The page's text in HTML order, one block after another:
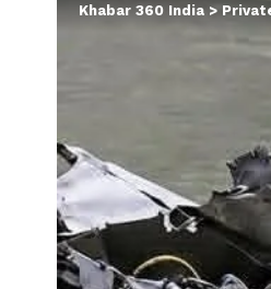
Khabar 360 India >